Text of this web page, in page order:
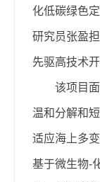
化低碳绿色
研究员张盈
先驱高技术
该项目
温和分解和
适应海上多
基于微生物-